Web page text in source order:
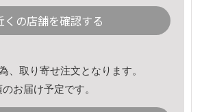
くの店舗を確認する
、取り寄せ注文となります。
お届け予定です。